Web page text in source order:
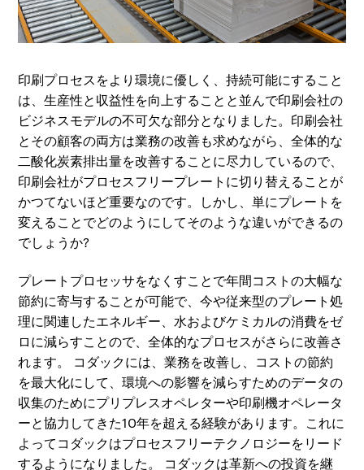
印刷プロセスをより環境に優しく、持続可能にすること
は、生産性と収益性を向上することと並んで印刷会社の
ビジネスモデルの不可欠な部分となりました。印刷会社
とその顧客の両方は業務の改善も求めながら、全体的な
二酸化炭素排出量を改善することに尽力しているので、
印刷会社がプロセスフリープレートに切り替えることが
かつてないほど重要なのです。しかし、単にプレートを
変えることでどのようにしてそのような違いができるの
でしょうか?
プレートプロセッサをなくすことで年間コストの大幅な
節約に寄与することが可能で、今や従来型のプレート処
理に関連したエネルギー、水およびケミカルの消費をゼ
ロに減らすことので、全体的なプロセスがさらに改善さ
れます。 コダックには、業務を改善し、コストの節約
を最大化にして、環境への影響を減らすためのデータの
収集のためにプリプレスオペレターや印刷機オペレータ
ーと協力してきた10年を超える経験があります。これに
よってコダックはプロセスフリーテクノロジーをリード
するようになりました。 コダックは革新への投資を継